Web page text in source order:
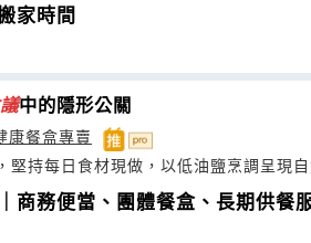
家時間
中的隱形公關
康餐盒專賣
堅持每日食材現做，以低油鹽烹調呈現
商務便當、團體餐盒、長期供餐